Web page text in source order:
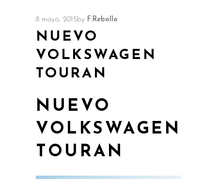
8 mayo, 2015by F.Rebollo
NUEVO
VOLKSWAGEN
TOURAN
NUEVO
VOLKSWAGEN
TOURAN